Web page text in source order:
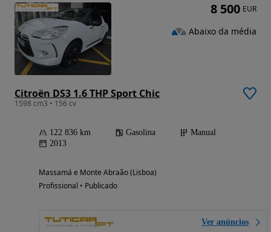
Citroën DS3 1.6 THP Sport Chic
1598 cm3 • 156 cv
122 836 km Gasolina
Manual
2013
Massamá e Monte Abraão (Lisboa)
Profissional • Publicado
Ver anúncios
8 500 EUR
Abaixo da média